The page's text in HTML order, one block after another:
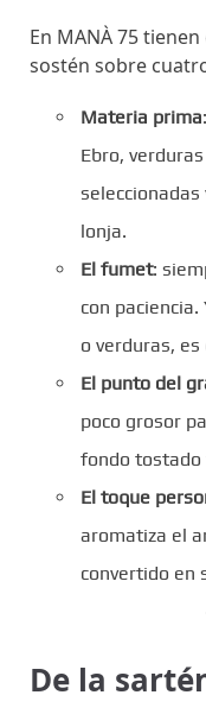
En MANÀ 75
sostén sobre
Materia prima
Ebro,
lonja.
El fumet:
con
o verduras,
El punto del
poco grosor
fondo tostado
El toque
aromatiza el
convertido en
De la